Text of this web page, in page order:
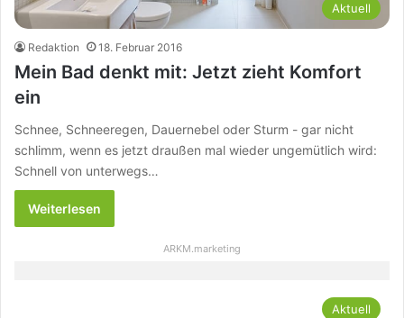
Aktuell
Redaktion 18. Februar 2016
Mein Bad denkt mit: Jetzt zieht Komfort
ein
Schnee, Schneeregen, Dauernebel oder Sturm - gar nicht
schlimm, wenn es jetzt draußen mal wieder ungemütlich wird:
Schnell von unterwegs…
Weiterlesen
ARKM.marketing
Aktuell